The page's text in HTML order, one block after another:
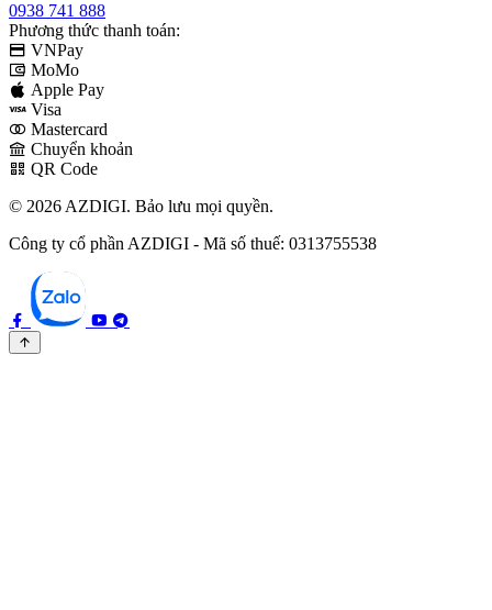
0938 741 888
Phương thức thanh toán:
VNPay
MoMo
Apple Pay
Visa
Mastercard
Chuyển khoản
QR Code
© 2026 AZDIGI. Bảo lưu mọi quyền.
Công ty cổ phần AZDIGI - Mã số thuế: 0313755538